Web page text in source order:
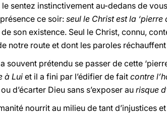
sentez instinctivement au-dedans de
ce soir: seul le Christ est la ‘pierre
son existence. Seul le Christ, connu,
notre route et dont les paroles
souvent prétendu se passer de cette
à Lui et il a fini par l’édifier de fait contre
d’écarter Dieu sans s’exposer au risque
nourrit au milieu de tant d’injustices